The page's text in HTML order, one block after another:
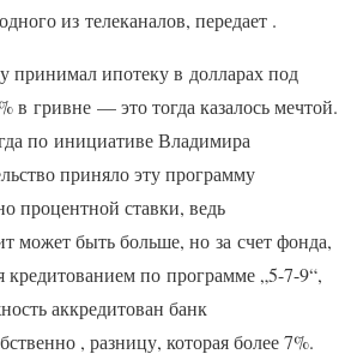
из телеканалов, передает .
принимал ипотеку в долларах под
в гривне — это тогда казалось мечтой.
по инициативе Владимира
приняло эту программу
процентной ставки, ведь
может быть больше, но за счет фонда,
кредитованием по программе „5-7-9“,
аккредитован банк
, разницу, которая более 7%.